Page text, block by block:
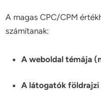
A magas CPC/CPM
számítanak:
A weboldal témája
A látogatók földrajzi